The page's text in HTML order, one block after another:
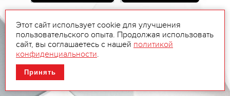
Этот сайт использует cookie для улучшения
пользовательского опыта. Продолжая использовать
сайт, вы соглашаетесь с нашей политикой
конфиденциальности.
Принять